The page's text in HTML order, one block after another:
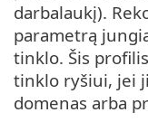
darbalaukį).
parametrą
tinklo. Šis
tinklo ryšiui, jei
domenas arba